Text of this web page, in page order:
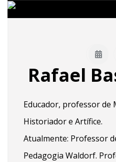
Rafael
Educador, professor de
Historiador e Artífice.
Atualmente: Professor
Pedagogia Waldorf.